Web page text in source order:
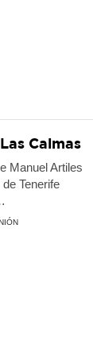
Calmas
Manuel Artiles
Tenerife